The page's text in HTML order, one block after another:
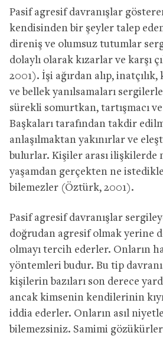
Pasif agresif davranışlar
kendisinden bir şeyler talep
direniş ve olumsuz tutumlar
dolaylı olarak kızarlar ve karşı
2001). İşi ağırdan alıp,
ve bellek yanılsamaları
sürekli somurtkan, tartışmacı ve
Başkaları tarafından takdir
anlaşılmaktan yakınırlar ve
bulurlar. Kişiler arası ilişkilerde
yaşamdan gerçekten ne
bilemezler (Öztürk, 2001).
Pasif agresif davranışlar
doğrudan agresif olmak yerine
olmayı tercih ederler. Onların
yöntemleri budur. Bu tip
kişilerin bazıları son derece
ancak kimsenin kendilerinin
iddia ederler. Onların asıl
bilemezsiniz. Samimi gözükürler